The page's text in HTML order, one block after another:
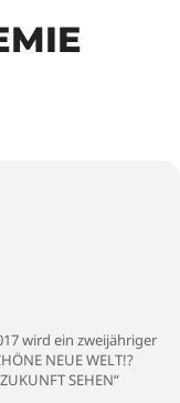
wird ein zweijähriger
NEUE WELT!?
SEHEN“